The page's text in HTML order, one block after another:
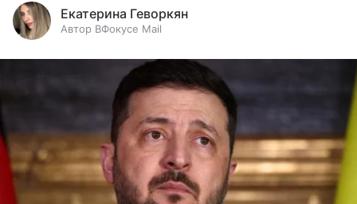
Екатерина Геворкян
Автор ВФокусе Mail